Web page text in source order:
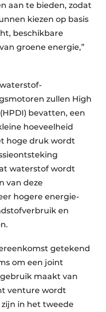
aan te bieden, zodat
kiezen op basis
beschikbare
groene energie,”
zullen High
bevatten, een
hoeveelheid
hoge druk wordt
waterstof wordt
van deze
hogere energie-
en
getekend
om een joint
maakt van
venture wordt
in het tweede